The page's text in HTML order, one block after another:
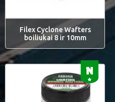
Filex Cyclone Wafters
boiliukai 8 ir 10mm